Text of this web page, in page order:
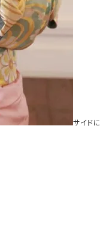
サイドに